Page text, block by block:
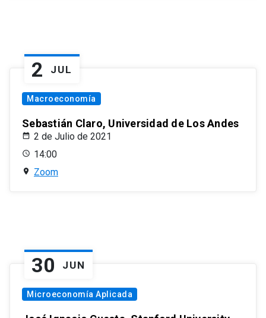
2 JUL
Macroeconomía
Sebastián Claro, Universidad de Los Andes
2 de Julio de 2021
14:00
Zoom
30 JUN
Microeconomía Aplicada